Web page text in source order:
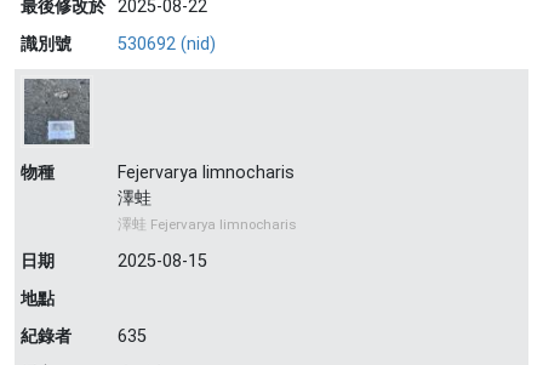
最後修改於 2025-08-22
識別號
530692 (nid)
物種
Fejervarya limnocharis
澤蛙
澤蛙 Fejervarya limnocharis
日期
2025-08-15
地點
紀錄者
635